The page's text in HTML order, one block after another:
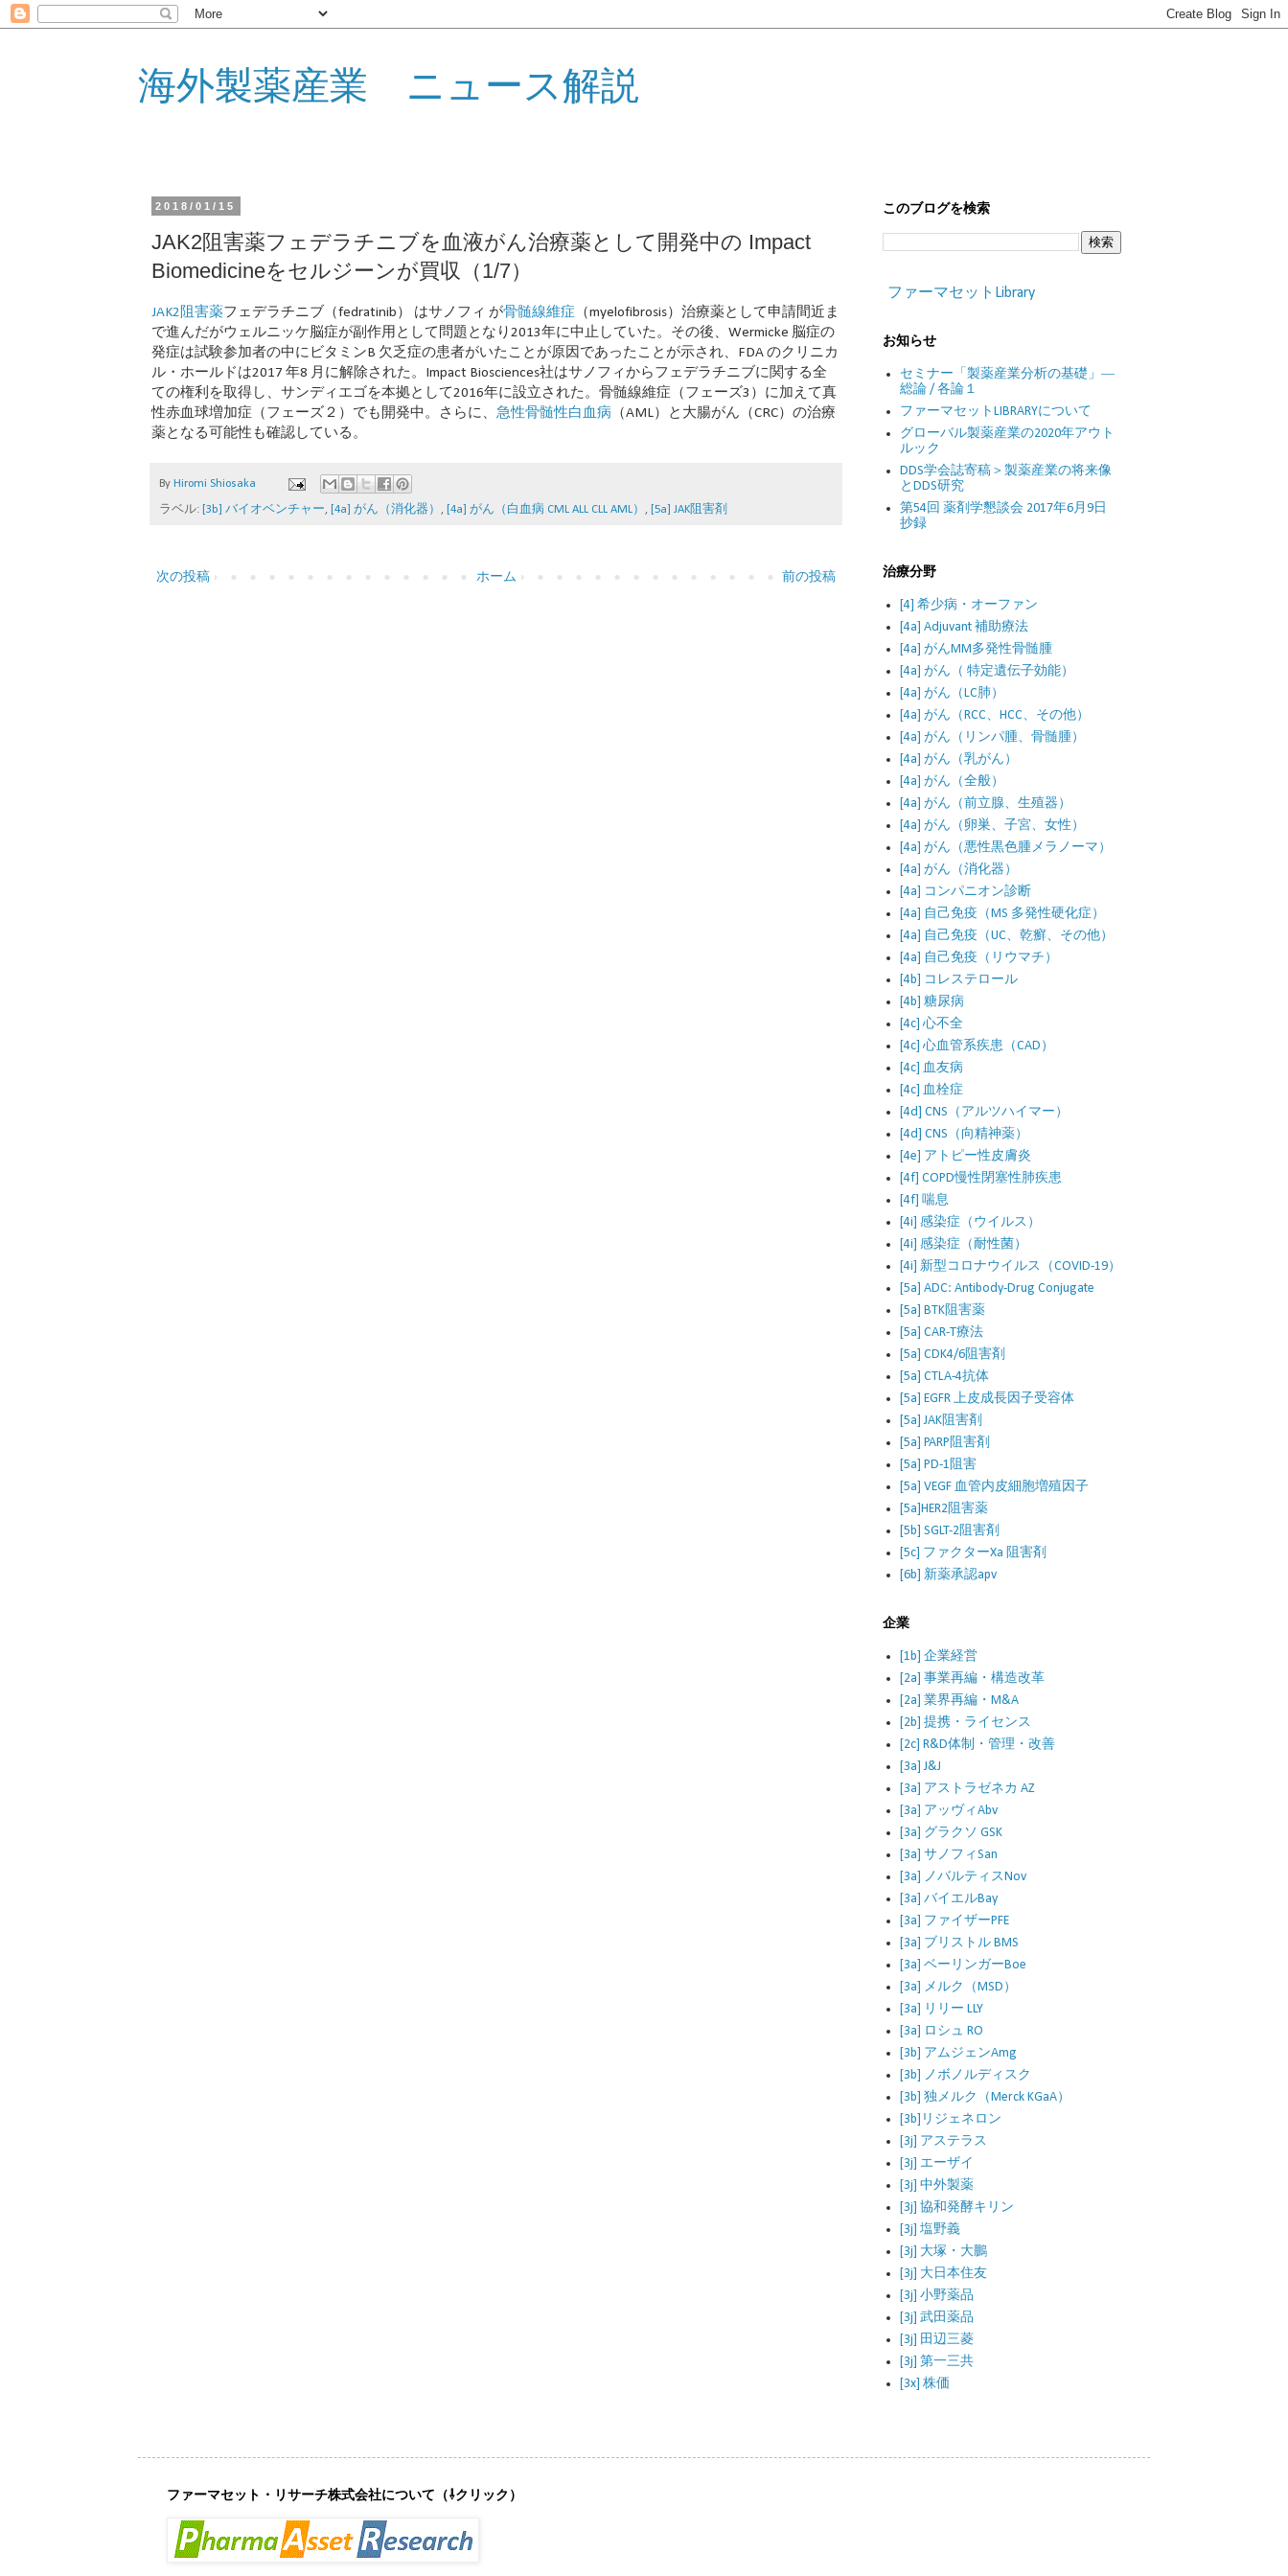
海外製薬産業 ニュース解説
2018/01/15
JAK2阻害薬フェデラチニブを血液がん治療薬として開発中の Impact
Biomedicineをセルジーンが買収（1/7）
JAK2阻害薬フェデラチニブ（fedratinib） はサノフィ が骨髄線維症 （myelofibrosis）治療薬として申請間近ま
で進んだがウェルニッケ脳症が副作用として問題となり2013年に中止していた。その後、Wermicke 脳症の
発症は試験参加者の中にビタミンB 欠乏症の患者がいたことが原因であったことが示され、FDA のクリニカ
ル・ホールドは2017 年8 月に解除された。Impact Biosciences社はサノフィからフェデラチニブに関する全
ての権利を取得し、サンディエゴを本拠として2016年に設立された。骨髄線維症（フェーズ3）に加えて真
性赤血球増加症（フェーズ２）でも開発中。さらに、 急性骨髄性白血病 （AML）と大腸がん（CRC）の治療
薬となる可能性も確認している。
By Hiromi Shiosaka
ラベル: [3b] バイオベンチャー, [4a] がん（消化器） , [4a] がん（白血病 CML ALL CLL AML） , [5a] JAK阻害剤
次の投稿 前の投稿
ホーム
このブログを検索
ファーマセットLibrary
お知らせ
セミナー「製薬産業分析の基礎」―
総論 / 各論１
ファーマセットLIBRARYについて
グローバル製薬産業の2020年アウト
ルック
DDS学会誌寄稿＞製薬産業の将来像
とDDS研究
第54回 薬剤学懇談会 2017年6月9日
抄録
治療分野
[4] 希少病・オーファン
[4a] Adjuvant 補助療法
[4a] がんMM多発性骨髄腫
[4a] がん（ 特定遺伝子効能）
[4a] がん（LC肺）
[4a] がん（RCC、HCC、その他）
[4a] がん（リンパ腫、骨髄腫）
[4a] がん（乳がん）
[4a] がん（全般）
[4a] がん（前立腺、生殖器）
[4a] がん（卵巣、子宮、女性）
[4a] がん（悪性黒色腫メラノーマ）
[4a] がん（消化器）
[4a] コンパニオン診断
[4a] 自己免疫（MS 多発性硬化症）
[4a] 自己免疫（UC、乾癬、その他）
[4a] 自己免疫（リウマチ）
[4b] コレステロール
[4b] 糖尿病
[4c] 心不全
[4c] 心血管系疾患（CAD）
[4c] 血友病
[4c] 血栓症
[4d] CNS（アルツハイマー）
[4d] CNS（向精神薬）
[4e] アトピー性皮膚炎
[4f] COPD慢性閉塞性肺疾患
[4f] 喘息
[4i] 感染症（ウイルス）
[4i] 感染症（耐性菌）
[4i] 新型コロナウイルス（COVID-19）
[5a] ADC: Antibody-Drug Conjugate
[5a] BTK阻害薬
[5a] CAR-T療法
[5a] CDK4/6阻害剤
[5a] CTLA-4抗体
[5a] EGFR 上皮成長因子受容体
[5a] JAK阻害剤
[5a] PARP阻害剤
[5a] PD-1阻害
[5a] VEGF 血管内皮細胞増殖因子
[5a]HER2阻害薬
[5b] SGLT-2阻害剤
[5c] ファクターXa 阻害剤
[6b] 新薬承認apv
企業
[1b] 企業経営
[2a] 事業再編・構造改革
[2a] 業界再編・M&A
[2b] 提携・ライセンス
[2c] R&D体制・管理・改善
[3a] J&J
[3a] アストラゼネカ AZ
[3a] アッヴィAbv
[3a] グラクソ GSK
[3a] サノフィSan
[3a] ノバルティスNov
[3a] バイエルBay
[3a] ファイザーPFE
[3a] ブリストル BMS
[3a] ベーリンガーBoe
[3a] メルク（MSD）
[3a] リリー LLY
[3a] ロシュ RO
[3b] アムジェンAmg
[3b] ノボノルディスク
[3b] 独メルク（Merck KGaA）
[3b]リジェネロン
[3j] アステラス
[3j] エーザイ
[3j] 中外製薬
[3j] 協和発酵キリン
[3j] 塩野義
[3j] 大塚・大鵬
[3j] 大日本住友
[3j] 小野薬品
[3j] 武田薬品
[3j] 田辺三菱
[3j] 第一三共
[3x] 株価
ファーマセット・リサーチ株式会社について（⇩クリック）